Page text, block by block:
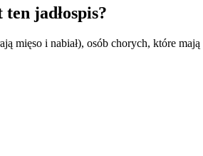
jadłospis?
mięso i nabiał), osób chorych, które